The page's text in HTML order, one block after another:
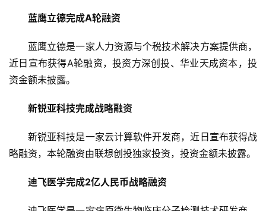
蓝鹰立德完成A轮融资
蓝鹰立德是一家人力资源与个税技术解决方案提供商，
近日宣布获得A轮融资，投资方深创投、华业天成资本，投
资金额未披露。
新锐亚科技完成战略融资
新锐亚科技是一家云计算软件开发商，近日宣布获得战
略融资，本轮融资由联想创投独家投资，投资金额未披露。
迪飞医学完成2亿人民币战略融资